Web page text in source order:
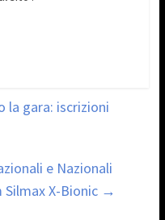
la gara: iscrizioni
e Nazionali
X-Bionic →